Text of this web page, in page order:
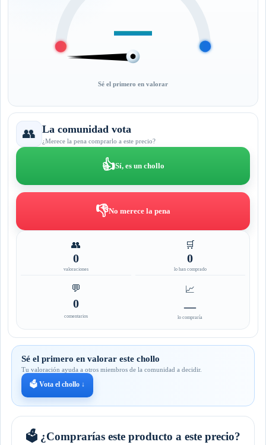
—
Sé el primero en valorar
👥 La comunidad vota
¿Merece la pena comprarlo a este precio?
👍Sí, es un chollo
👎No merece la pena
👥
0
valoraciones
🛒
0
lo han comprado
💬
0
comentarios
📈
—
lo compraría
Sé el primero en valorar este chollo
Tu valoración ayuda a otros miembros de la comunidad a decidir.
🗳️ Vota el chollo ↓
🗳️ ¿Comprarías este producto a este precio?